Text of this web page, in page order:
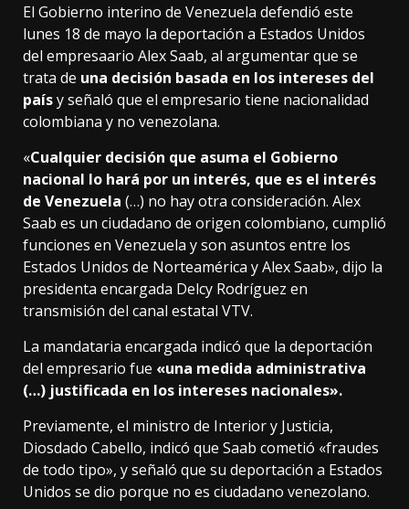
El Gobierno interino de Venezuela defendió este
lunes 18 de mayo la deportación a Estados Unidos
del empresaario Alex Saab, al argumentar que se
trata de una decisión basada en los intereses del
paísy señaló que el empresario tiene nacionalidad
colombiana y no venezolana.
«Cualquier decisión que asuma el Gobierno
nacional lo hará por un interés, que es el interés
de Venezuela (…) no hay otra consideración. Alex
Saab es un ciudadano de origen colombiano, cumplió
funciones en Venezuela y son asuntos entre los
Estados Unidos de Norteamérica y Alex Saab», dijo la
presidenta encargada Delcy Rodríguez en
transmisión del canal estatal VTV.
La mandataria encargada indicó que la deportación
del empresario fue «una medida administrativa
(…) justificada en los intereses nacionales».
Previamente, el ministro de Interior y Justicia,
Diosdado Cabello, indicó que Saab cometió «fraudes
de todo tipo», y señaló que su deportación a Estados
Unidos se dio porque no es ciudadano venezolano.